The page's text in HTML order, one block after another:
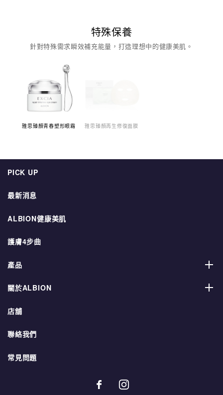
特殊保養
針對特殊需求瞬效補充能量，打造理想中的健康美肌。
雅思臻顏青春塑形眼霜 雅思臻顏再生修復面膜
PICK UP
最新消息
ALBION健康美肌
護膚4步曲
產品
關於ALBION
店舖
聯絡我們
常見問題